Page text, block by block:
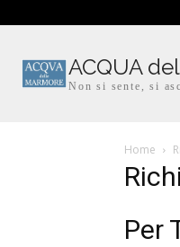
ACQUA
Non si sente, si
Home
Per